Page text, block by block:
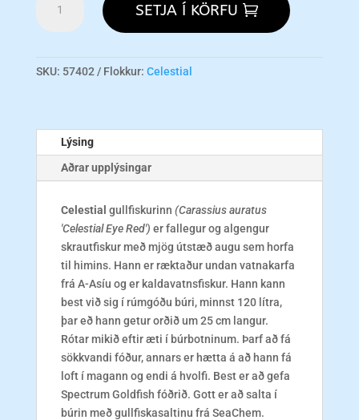
Celestial
5/6
SETJA Í KÖRFU
SKU: 57402 Flokkur: Celestial
Lýsing
Aðrar upplýsingar
Celestial gullfiskurinn (Carassius auratus
'Celestial Eye Red') er fallegur og algengur
skrautfiskur með mjög útstæð augu sem horfa
til himins. Hann er ræktaður undan vatnakarfa
frá A-Asíu og er kaldavatnsfiskur. Hann kann
best við sig í rúmgóðu búri, minnst 120 lítra,
þar eð hann getur orðið um 25 cm langur.
Rótar mikið eftir æti í búrbotninum. Þarf að fá
sökkvandi fóður, annars er hætta á að hann fá
loft í magann og endi á hvolfi. Best er að gefa
Spectrum Goldfish fóðrið. Gott er að salta í
búrin með gullfiskasaltinu frá SeaChem.